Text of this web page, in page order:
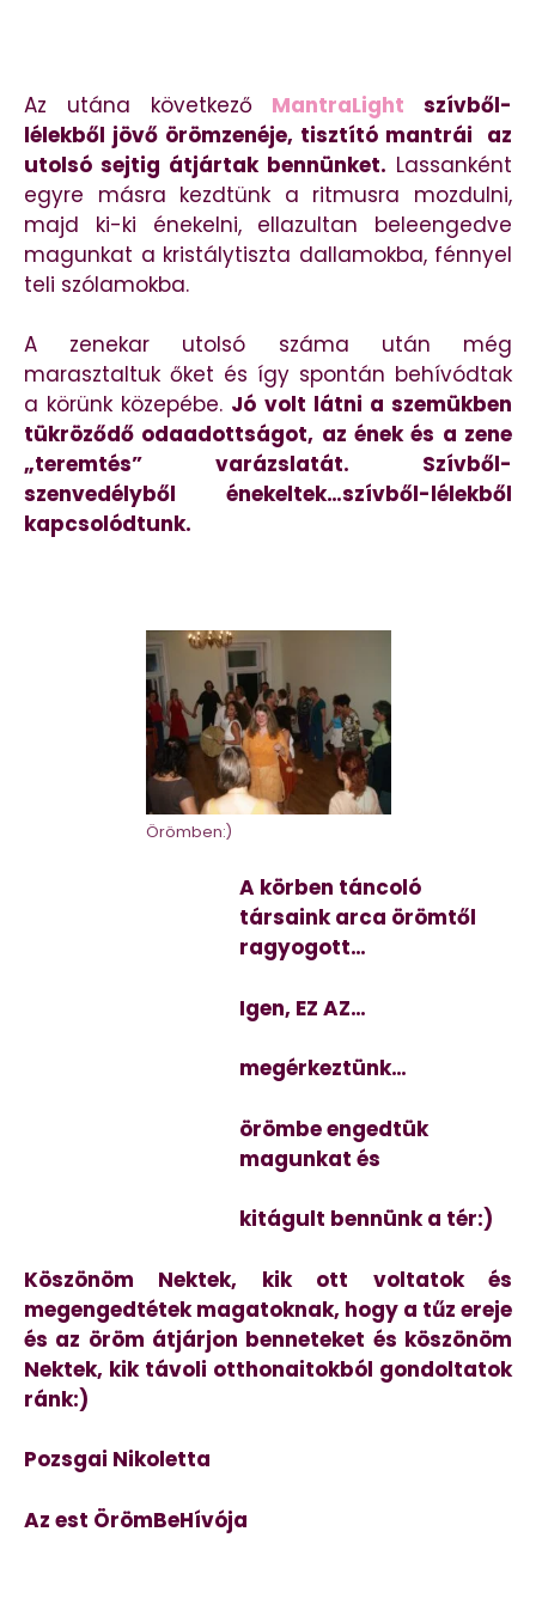
Az utána következő MantraLight szívből-
lélekből jövő örömzenéje, tisztító mantrái az
utolsó sejtig átjártak bennünket. Lassanként
egyre másra kezdtünk a ritmusra mozdulni,
majd ki-ki énekelni, ellazultan beleengedve
magunkat a kristálytiszta dallamokba, fénnyel
teli szólamokba.
A zenekar utolsó száma után még
marasztaltuk őket és így spontán behívódtak
a körünk közepébe. Jó volt látni a szemükben
tükröződő odaadottságot, az ének és a zene
„teremtés” varázslatát. Szívből-
szenvedélyből énekeltek…szívből-lélekből
kapcsolódtunk.
Örömben:)
A körben táncoló
társaink arca örömtől
ragyogott…
Igen, EZ AZ…
megérkeztünk…
örömbe engedtük
magunkat és
kitágult bennünk a tér:)
Köszönöm Nektek, kik ott voltatok és
megengedtétek magatoknak, hogy a tűz ereje
és az öröm átjárjon benneteket és köszönöm
Nektek, kik távoli otthonaitokból gondoltatok
ránk:)
Pozsgai Nikoletta
Az est ÖrömBeHívója